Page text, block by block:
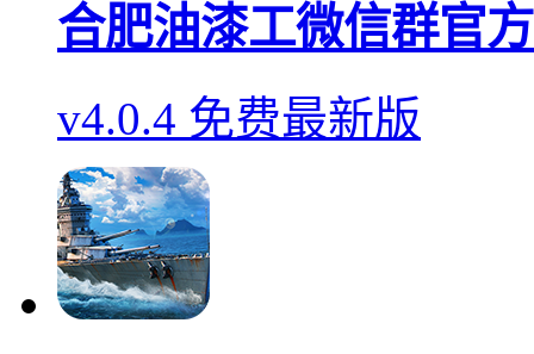
合肥油漆工微信群官
v4.0.4 免费最新版